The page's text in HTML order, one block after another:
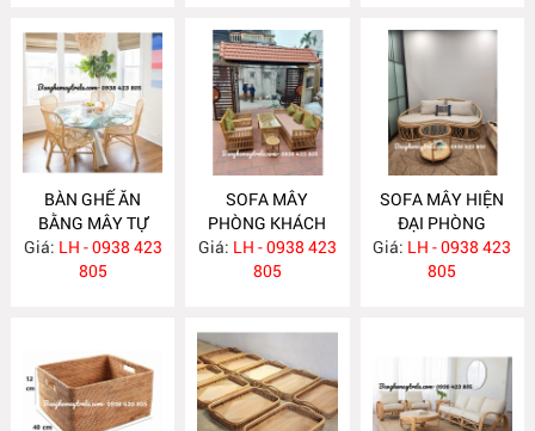
BÀN GHẾ ĂN
BẰNG MÂY TỰ
NHIÊN MA780
Giá: LH - 0938 423
805
SOFA MÂY
PHÒNG KHÁCH
KIỂU DÁNG ĐƠN
GIẢN MA778
Giá: LH - 0938 423
805
SOFA MÂY HIỆN
ĐẠI PHÒNG
KHÁCH MA777
Giá: LH - 0938 423
805